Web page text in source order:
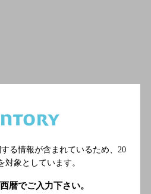
る情報が含まれているため、 20
対象としています。
暦でご入力下さい。